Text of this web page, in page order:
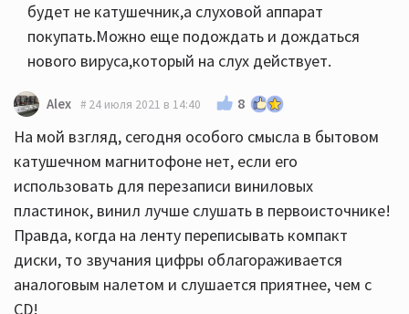
будет не катушечник,а слуховой аппарат
покупать.Можно еще подождать и дождаться
нового вируса,который на слух действует.
Alex 24 июля 2021 в 14:40 8
На мой взгляд, сегодня особого смысла в бытовом
катушечном магнитофоне нет, если его
использовать для перезаписи виниловых
пластинок, винил лучше слушать в первоисточнике!
Правда, когда на ленту переписывать компакт
диски, то звучания цифры облагораживается
аналоговым налетом и слушается приятнее, чем с
CD!